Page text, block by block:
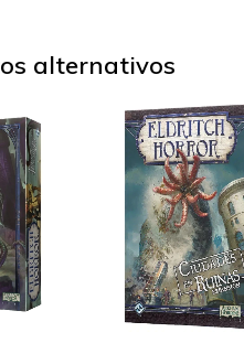
alternativos